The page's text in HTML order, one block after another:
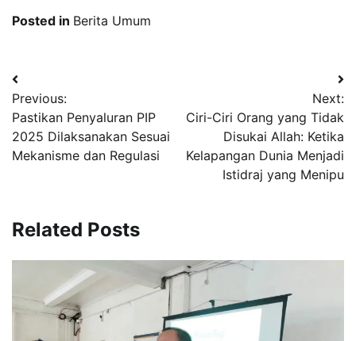
Posted in Berita Umum
Navigasi
pos
Previous:
Pastikan Penyaluran PIP
2025 Dilaksanakan Sesuai
Mekanisme dan Regulasi
Next:
Ciri-Ciri Orang yang Tidak
Disukai Allah: Ketika
Kelapangan Dunia Menjadi
Istidraj yang Menipu
Related Posts